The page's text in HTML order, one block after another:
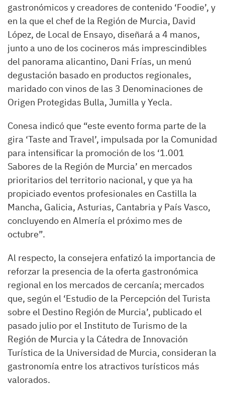
gastronómicos y creadores de contenido ‘Foodie’, y
en la que el chef de la Región de Murcia, David
López, de Local de Ensayo, diseñará a 4 manos,
junto a uno de los cocineros más imprescindibles
del panorama alicantino, Dani Frías, un menú
degustación basado en productos regionales,
maridado con vinos de las 3 Denominaciones de
Origen Protegidas Bulla, Jumilla y Yecla.
Conesa indicó que “este evento forma parte de la
gira ‘Taste and Travel’, impulsada por la Comunidad
para intensificar la promoción de los ‘1.001
Sabores de la Región de Murcia’ en mercados
prioritarios del territorio nacional, y que ya ha
propiciado eventos profesionales en Castilla la
Mancha, Galicia, Asturias, Cantabria y País Vasco,
concluyendo en Almería el próximo mes de
octubre”.
Al respecto, la consejera enfatizó la importancia de
reforzar la presencia de la oferta gastronómica
regional en los mercados de cercanía; mercados
que, según el ‘Estudio de la Percepción del Turista
sobre el Destino Región de Murcia’, publicado el
pasado julio por el Instituto de Turismo de la
Región de Murcia y la Cátedra de Innovación
Turística de la Universidad de Murcia, consideran la
gastronomía entre los atractivos turísticos más
valorados.